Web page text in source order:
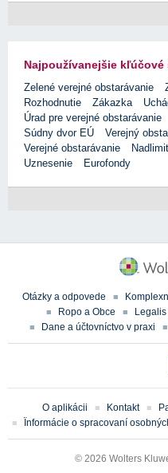
Najpoužívanejšie kľúčové
Zelené verejné obstarávanie
Rozhodnutie
Zákazka
Úrad pre verejné obstarávanie
Súdny dvor EÚ
Verejný
Verejné obstarávanie
Uznesenie
Eurofondy
Otázky a odpovede
Ropo a Obce
Legalis
Dane a účtovníctvo v praxi
O aplikácii Kontakt
Ïnformácie o spracovaní
© 2026 Wolters